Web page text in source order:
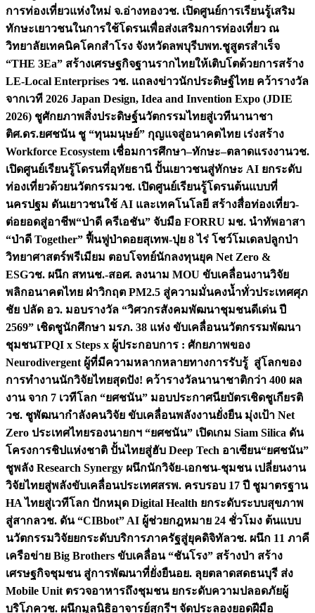
การท่องเที่ยวแห่งใหม่ จ.อ่างทองวช. เปิดศูนย์การเรียนรู้เสริม
ทักษะเยาวชนในการใช้โดรนเพื่อส่งเสริมการท่องเที่ยว ณ
วิทยาลัยเทคนิคโคกสำโรง จังหวัดลพบุรีบพท.ชูสูตรสำเร็จ
“THE 3Ea” สร้างเศรษฐกิจฐานรากไทยให้เติบโตด้วยการสร้าง
LE-Local Enterprises วช. แถลงข่าวนักประดิษฐ์ไทย คว้ารางวัล
จากเวที 2026 Japan Design, Idea and Invention Expo (JDIE
2026) ชูศักยภาพสิ่งประดิษฐ์นวัตกรรมไทยสู่เวทีนานาชา
ติศ.ดร.ยศชนัน ชู “ทุนมนุษย์” กุญแจสู่อนาคตไทย เร่งสร้าง
Workforce Ecosystem เชื่อมการศึกษา–ทักษะ–ตลาดแรงงานวช.
เปิดศูนย์เรียนรู้โดรนที่อุทัยธานี ปั้นเยาวชนสู่ทักษะ AI ยกระดับ
ท่องเที่ยวด้วยนวัตกรรมวช. เปิดศูนย์เรียนรู้โดรนต้นแบบที่
นครปฐม ดันเยาวชนใช้ AI และเทคโนโลยี สร้างสื่อท่องเที่ยว-
ต่อยอดสู่อาชีพ“ป่าดี ครีเอชัน” จับมือ FORRU มช. นำทัพอาสา
“ป่าดี Together” ฟื้นฟูป่าดอยสุเทพ-ปุย 8 ไร่ โชว์โมเดลปลูกป่า
วิทยาศาสตร์พรีเมียม ตอบโจทย์นักลงทุนยุค Net Zero &
ESGวช. ผนึก สทนช.-สอศ. ลงนาม MOU ขับเคลื่อนงานวิจัย
พลิกอนาคตไทย ฝ่าวิกฤต PM2.5 สู่ความมั่นคงน้ำทั่วประเทศศุภ
ชัย ปลัด อว. มอบรางวัล “วิศวกรสังคมพัฒนาชุมชนดีเด่น ปี
2569” เชิดชูนักศึกษา มรภ. 38 แห่ง ขับเคลื่อนนวัตกรรมพัฒนา
ชุมชนTPQI x Steps x ผู้ประกอบการ : ศักยภาพของ
Neurodivergent ผู้ที่มีความหลากหลายทางการรับรู้ สู่โลกของ
การทำงานนักวิจัยไทยสุดปัง! คว้ารางวัลนานาชาติกว่า 400 ผล
งาน จาก 7 เวทีโลก “ยศชนัน” มอบประกาศนียบัตรเชิดชูเกียรติ
วช. ชูพัฒนากำลังคนวิจัย ขับเคลื่อนพลังงานยั่งยืน มุ่งเป้า Net
Zero ประเทศไทยรองนายกฯ “ยศชนัน” เปิดเกม Siam Silica ดัน
โครงการชิปแห่งชาติ ปั้นไทยสู่ฮับ Deep Tech อาเซียน“ยศชนัน”
ชูพลัง Research Synergy ผนึกนักวิจัย-เอกชน-ชุมชน เปลี่ยนงาน
วิจัยไทยสู่พลังขับเคลื่อนประเทศสรพ. ครบรอบ 17 ปี ชูมาตรฐาน
HA ไทยสู่เวทีโลก ปักหมุด Digital Health ยกระดับระบบสุขภาพ
สู่สากลวช. ดัน “CIBbot” AI ผู้ช่วยกฎหมาย 24 ชั่วโมง ต้นแบบ
นวัตกรรมวิจัยยกระดับบริการภาครัฐสู่ยุคดิจิทัลวช. ผนึก 11 ภาคี
เครือข่าย Big Brothers ขับเคลื่อน “ชันโรง” สร้างป่า สร้าง
เศรษฐกิจชุมชน สู่การพัฒนาที่ยั่งยืนอย. ลุยตลาดสดธนบุรี ส่ง
Mobile Unit ตรวจอาหารถึงชุมชน ยกระดับความปลอดภัยผู้
บริโภควช. ผนึกมูลนิธิอาจารย์สุกรีฯ จัดประลองยอดฝีมือ